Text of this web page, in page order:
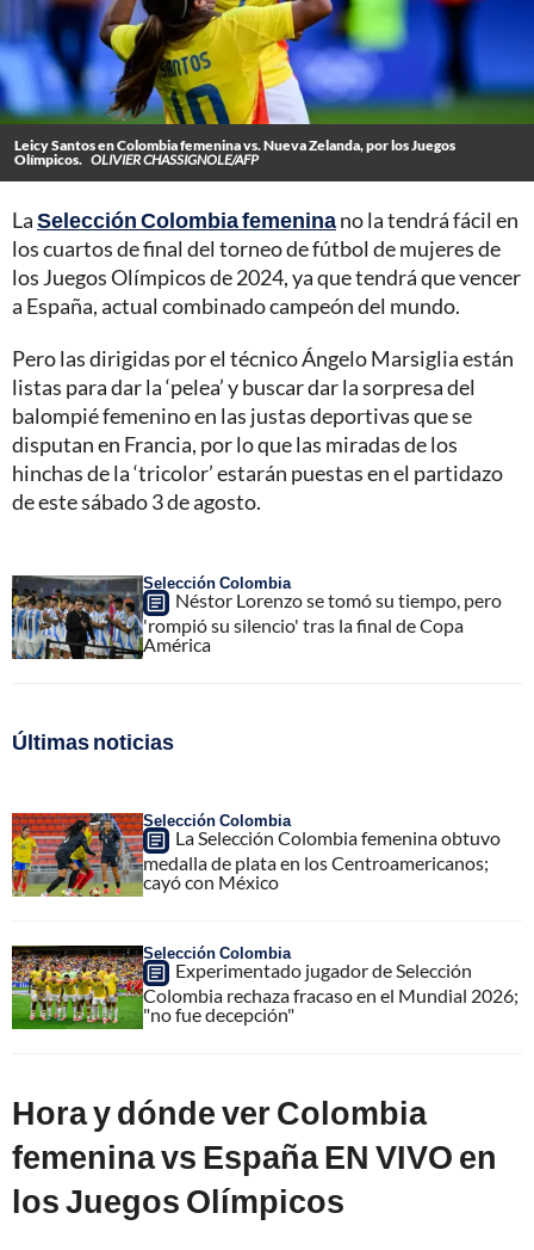
Leicy Santos en Colombia femenina vs. Nueva Zelanda, por los Juegos
Olímpicos. OLIVIER CHASSIGNOLE/AFP
LaSelección Colombia femeninano la tendrá fácil en
los cuartos de final del torneo de fútbol de mujeres de
los Juegos Olímpicos de 2024, ya que tendrá que vencer
a España, actual combinado campeón del mundo.
Pero las dirigidas por el técnico Ángelo Marsiglia están
listas para dar la ‘pelea’ y buscar dar la sorpresa del
balompié femenino en las justas deportivas que se
disputan en Francia, por lo que las miradas de los
hinchas de la ‘tricolor’ estarán puestas en el partidazo
de este sábado 3 de agosto.
Selección Colombia
Néstor Lorenzo se tomó su tiempo, pero
'rompió su silencio' tras la final de Copa
América
Últimas noticias
Selección Colombia
La Selección Colombia femenina obtuvo
medalla de plata en los Centroamericanos;
cayó con México
Selección Colombia
Experimentado jugador de Selección
Colombia rechaza fracaso en el Mundial 2026;
"no fue decepción"
Hora y dónde ver Colombia
femenina vs España EN VIVO en
los Juegos Olímpicos